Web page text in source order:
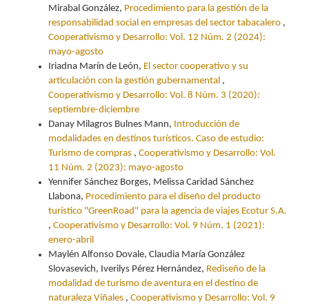
Mirabal González, Procedimiento para la gestión de la
responsabilidad social en empresas del sector tabacalero ,
Cooperativismo y Desarrollo: Vol. 12 Núm. 2 (2024):
mayo-agosto
Iriadna Marín de León, El sector cooperativo y su
articulación con la gestión gubernamental ,
Cooperativismo y Desarrollo: Vol. 8 Núm. 3 (2020):
septiembre-diciembre
Danay Milagros Bulnes Mann, Introducción de
modalidades en destinos turísticos. Caso de estudio:
Turismo de compras , Cooperativismo y Desarrollo: Vol.
11 Núm. 2 (2023): mayo-agosto
Yennifer Sánchez Borges, Melissa Caridad Sánchez
Llabona, Procedimiento para el diseño del producto
turístico "GreenRoad" para la agencia de viajes Ecotur S.A.
, Cooperativismo y Desarrollo: Vol. 9 Núm. 1 (2021):
enero-abril
Maylén Alfonso Dovale, Claudia María González
Slovasevich, Iverilys Pérez Hernández, Rediseño de la
modalidad de turismo de aventura en el destino de
naturaleza Viñales , Cooperativismo y Desarrollo: Vol. 9